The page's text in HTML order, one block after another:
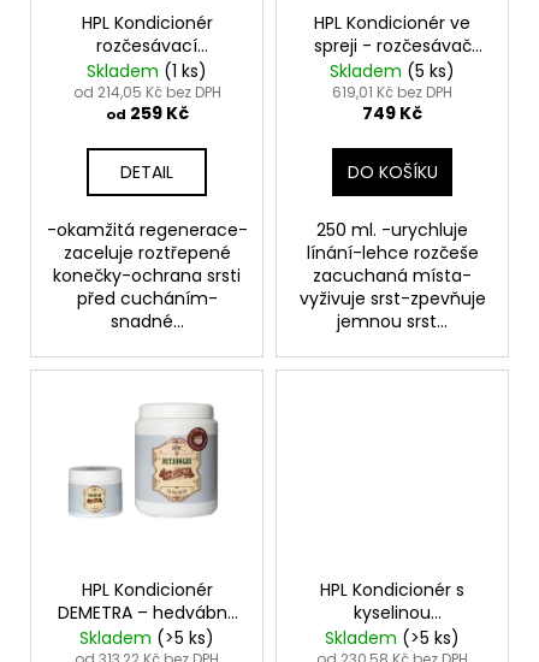
HPL Kondicionér
rozčesávací
DETANGLES
- Detangles Cream
Skladem (1 ks)
od 214,05 Kč bez DPH
od 259 Kč
DETAIL
-okamžitá regenerace-
zaceluje roztřepené
konečky-ochrana srsti
před cucháním-
snadné...
HPL Kondicionér ve
spreji - rozčesávač
MORGANA - Morgana
Detangler Spray
Skladem (5 ks)
619,01 Kč bez DPH
749 Kč
DO KOŠÍKU
250 ml. -urychluje
línání-lehce rozčeše
zacuchaná místa-
vyživuje srst-zpevňuje
jemnou srst...
HPL Kondicionér
DEMETRA – hedvábný
protein - DEMETRA
Skladem (>5 ks)
HPL Kondicionér s
kyselinou
hyaluronovou
Skladem (>5 ks)